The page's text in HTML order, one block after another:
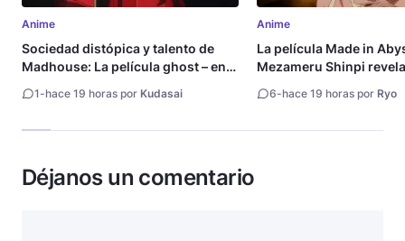
Anime
Sociedad distópica y talento de
Madhouse: La película ghost – end
1-hace 19 horas por Kudasai
Anime
La película Made in
Mezameru Shinpi
6-hace 19 horas por Ryo
Déjanos un comentario